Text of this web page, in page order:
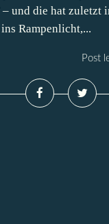
und die hat
Rampenlicht,...
Post